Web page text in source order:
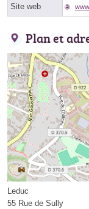
Site web
Plan et
Leduc
55 Rue de Sully